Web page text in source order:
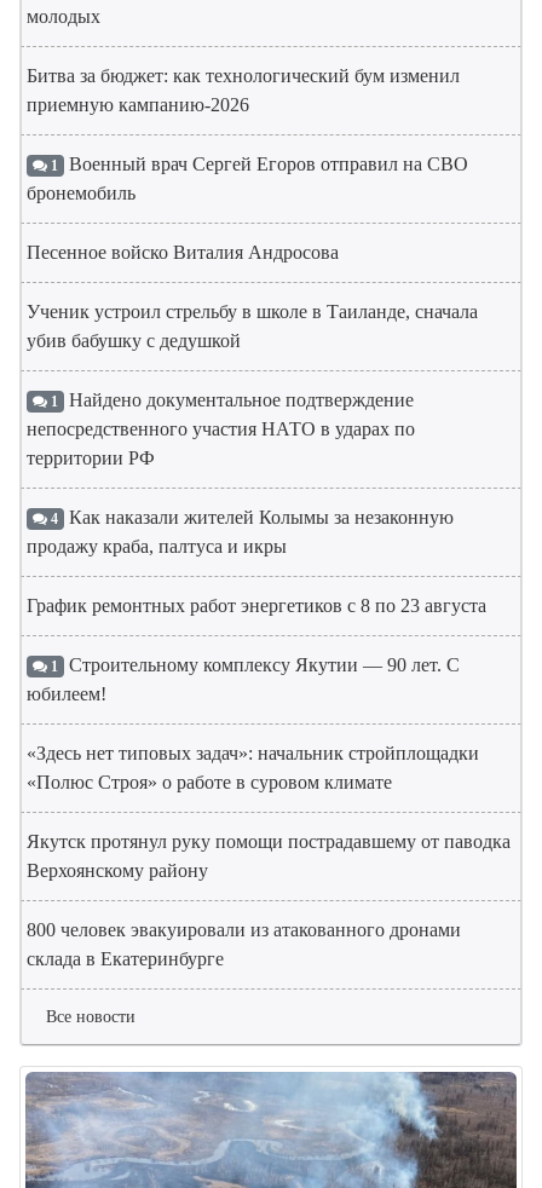
молодых
Битва за бюджет: как технологический бум изменил
приемную кампанию-2026
1 Военный врач Сергей Егоров отправил на СВО
бронемобиль
Песенное войско Виталия Андросова
Ученик устроил стрельбу в школе в Таиланде, сначала
убив бабушку с дедушкой
1 Найдено документальное подтверждение
непосредственного участия НАТО в ударах по
территории РФ
4 Как наказали жителей Колымы за незаконную
продажу краба, палтуса и икры
График ремонтных работ энергетиков с 8 по 23 августа
1 Строительному комплексу Якутии — 90 лет. С
юбилеем!
«Здесь нет типовых задач»: начальник стройплощадки
«Полюс Строя» о работе в суровом климате
Якутск протянул руку помощи пострадавшему от паводка
Верхоянскому району
800 человек эвакуировали из атакованного дронами
склада в Екатеринбурге
Все новости